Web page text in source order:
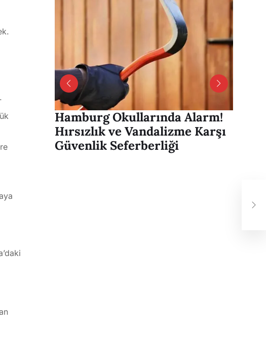
Hamburg Okullarında Alarm!
Hırsızlık ve Vandalizme Karşı
Güvenlik Seferberliği